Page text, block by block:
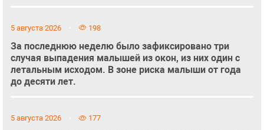
5 августа 2026 198
За последнюю неделю было зафиксировано три
случая выпадения малышей из окон, из них один с
летальным исходом. В зоне риска малыши от года
до десяти лет.
5 августа 2026 177